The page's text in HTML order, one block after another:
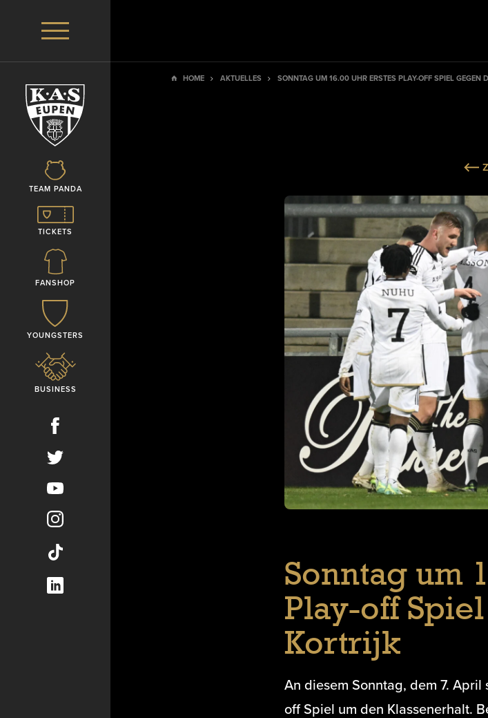
TEAM PANDA
TICKETS
FANSHOP
YOUNGSTERS
BUSINESS
HOME AKTUELLES SONNTAG UM 16.00 UHR ERSTES PLAY-OFF SPIEL GEGEN
Sonntag um
Play-off
Kortrijk
An diesem Sonntag, dem 7.
off Spiel um den Klassenerhalt.